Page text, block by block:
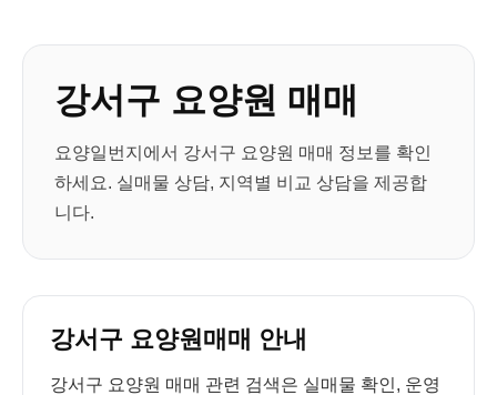
강서구 요양원 매매
요양일번지에서 강서구 요양원 매매 정보를 확인
하세요. 실매물 상담, 지역별 비교 상담을 제공합
니다.
강서구 요양원매매 안내
강서구 요양원 매매 관련 검색은 실매물 확인, 운영